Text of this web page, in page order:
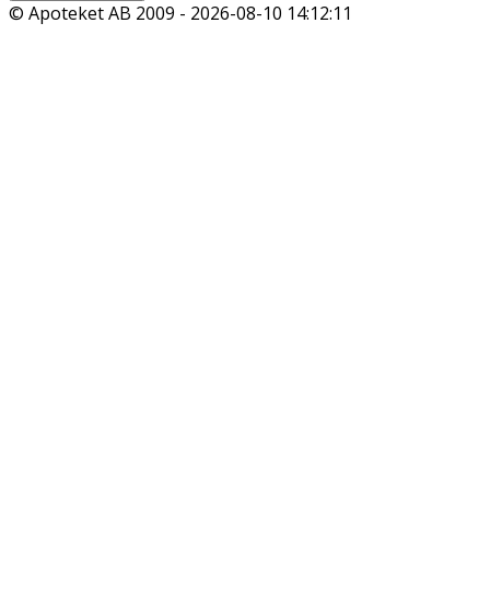
© Apoteket AB 2009 - 2026-08-10 14:12:11